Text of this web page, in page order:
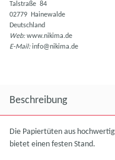
Talstraße 84
02779 Hainewalde
Deutschland
Web:www.nikima.de
E-Mail:info@nikima.de
Beschreibung
Die Papiertüten aus
bietet einen festen Stand.